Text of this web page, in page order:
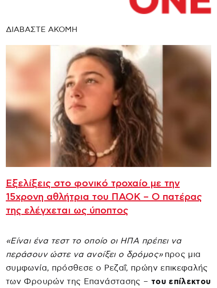
ΔΙΑΒΑΣΤΕ ΑΚΟΜΗ
Εξελίξεις στο φονικό τροχαίο με την
15χρονη αθλήτρια του ΠΑΟΚ – Ο πατέρας
της ελέγχεται ως ύποπτος
«Είναι ένα τεστ το οποίο οι ΗΠΑ πρέπει να
περάσουν ώστε να ανοίξει ο δρόμος»προς μια
συμφωνία, πρόσθεσε ο Ρεζαΐ, πρώην επικεφαλής
των Φρουρών της Επανάστασης – του επίλεκτου